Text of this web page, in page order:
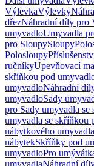
VýlevkaVýlevky
dřezNáhradní díly pro
umyvadloUmyvadla
pro SloupySloupy
Polosloupy
ručníkyUpevňovací
skříňkou pod
umyvadloNáhradní
umyvadloSady
pro Sady umyvadla
umyvadla se skříňkou
nábytkového
nábytekSkříňky pod
umyvadloPro
umyvadlaNáhradní